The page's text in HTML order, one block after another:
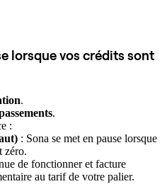
lorsque vos crédits sont
.
.
:
: Sona se met en pause lorsque
zéro.
de fonctionner et facture
au tarif de votre palier.